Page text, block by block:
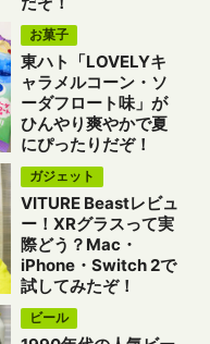
お菓子
東ハト「LOVELYキ
ャラメルコーン・ソ
ーダフロート味」が
ひんやり爽やかで夏
にぴったりだぞ！
ガジェット
VITURE Beastレビュ
ー！XRグラスって実
際どう？Mac・
iPhone・Switch 2で
試してみたぞ！
ビール